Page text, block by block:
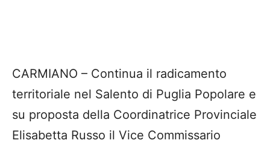
CARMIANO – Continua il radicamento
territoriale nel Salento di Puglia Popolare e
su proposta della Coordinatrice Provinciale
Elisabetta Russo il Vice Commissario